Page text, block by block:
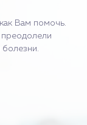
Вам помочь.